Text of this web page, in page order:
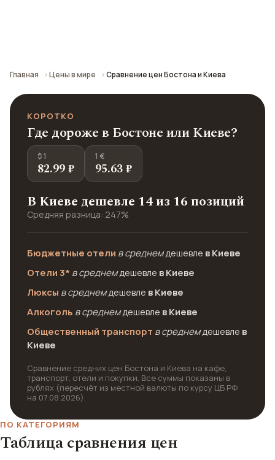
Главная Цены в мире Сравнение цен Бостона и Киева
КОРОТКО
Где дороже в Бостоне или Киеве?
$ 1
82.99 ₽
1 €
95.63 ₽
В Киеве дешевле 14 из 16 позиций
Средняя разница: 247%
Бюджетные отели в среднемдешевле в Киеве
Отели 3* в среднемдешевле в Киеве
Люксы в среднемдешевле в Киеве
Алкоголь в среднемдешевле в Киеве
Общественный транспорт в среднемдешевле в
Киеве
Сравнение средних цен Бостона и Киева на кафе,
транспорт, отели и покупки. Все суммы показаны в
рублях (пересчёт из местной валюты по курсу ЦБ РФ
на 07.08.2026).
ПО КАТЕГОРИЯМ
Таблица сравнения цен